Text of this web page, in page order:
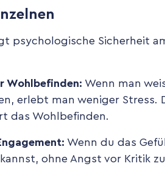
psychologische Sicherheit
Wohlbefinden: Wenn man
erlebt man weniger Stress.
das Wohlbefinden.
Wenn du das
ohne Angst vor Kritik